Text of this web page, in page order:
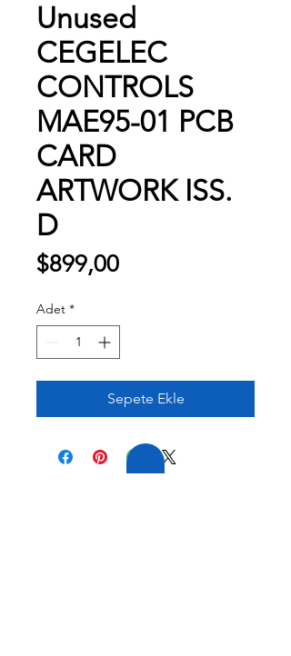
Unused
CEGELEC
CONTROLS
MAE95-01 PCB
CARD
ARTWORK ISS.
D
$899,00Fiyat
Adet *
Sepete Ekle